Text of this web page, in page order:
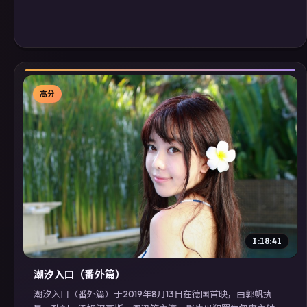
▶
高分
1:18:41
潮汐入口（番外篇）
潮汐入口（番外篇）于2019年8月13日在德国首映，由郭帆执